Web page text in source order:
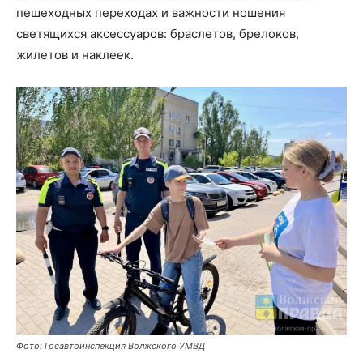
пешеходных переходах и важности ношения
светящихся аксессуаров: браслетов, брелоков,
жилетов и наклеек.
Фото: Госавтоинспекция Волжского УМВД